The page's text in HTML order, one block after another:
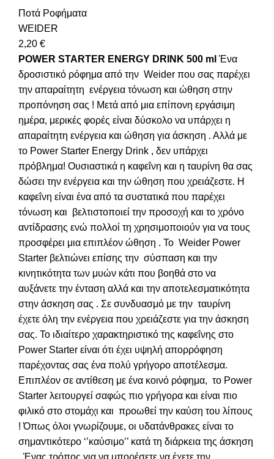
Ποτά Ροφήματα
WEIDER
2,20 €
POWER STARTER ENERGY DRINK 500 ml Ένα
δροσιστικό ρόφημα από την Weider που σας παρέχει
την απαραίτητη ενέργεια τόνωση και ώθηση στην
προπόνηση σας ! Μετά από μια επίπονη εργάσιμη
ημέρα, μερικές φορές είναι δύσκολο να υπάρχει η
απαραίτητη ενέργεια και ώθηση για άσκηση . Αλλά με
το Power Starter Energy Drink , δεν υπάρχει
πρόβλημα! Ουσιαστικά η καφεΐνη και η ταυρίνη θα σας
δώσει την ενέργεια και την ώθηση που χρειάζεστε. Η
καφεΐνη είναι ένα από τα συστατικά που παρέχει
τόνωση και βελτιστοποιεί την προσοχή και το χρόνο
αντίδρασης ενώ πολλοί τη χρησιμοποιούν για να τους
προσφέρει μια επιπλέον ώθηση . Το Weider Power
Starter βελτιώνει επίσης την σύσπαση και την
κινητικότητα των μυών κάτι που βοηθά στο να
αυξάνετε την ένταση αλλά και την αποτελεσματικότητα
στην άσκηση σας . Σε συνδυασμό με την ταυρίνη
έχετε όλη την ενέργεια που χρειάζεστε για την άσκηση
σας. Το ιδιαίτερο χαρακτηριστικό της καφεΐνης στο
Power Starter είναι ότι έχει υψηλή απορρόφηση
παρέχοντας σας ένα πολύ γρήγορο αποτέλεσμα.
Επιπλέον σε αντίθεση με ένα κοινό ρόφημα, το Power
Starter λειτουργεί σαφώς πιο γρήγορα και είναι πιο
φιλικό στο στομάχι και προωθεί την καύση του λίπους
! Όπως όλοι γνωρίζουμε, οι υδατάνθρακες είναι το
σημαντικότερο ‘’καύσιμο’’ κατά τη διάρκεια της άσκηση
. Ένας τρόπος για να μπορέσετε να έχετε την